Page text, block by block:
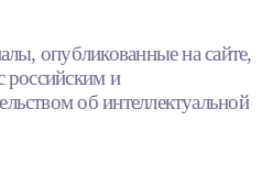
опубликованные на сайте,
российским и
об интеллектуальной